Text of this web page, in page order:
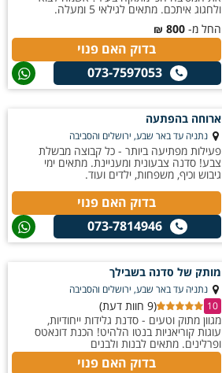
ולחגוג איתכם. מתאים לגילאי 5 ומעלה.
החל מ- 800
₪
בדוק האם פנוי
073-7597053
ארוחה בהפתעה
נתניה עד באר שבע, ירושלים והסביבה
פעילות מפתיעה ביותר - כל קבוצה מבשלת
צבע! סדנה צבעונית ומעניינת. מתאים ימי
גיבוש וכיף, משפחות, ילדים ועוד.
בדוק האם פנוי
073-7814946
מותק של סדנה בשבילך
נתניה עד באר שבע, ירושלים והסביבה
10
(9 חוות דעת)
מגוון מתוק וטעים - סדנת גלידות ייחודיות,
עוגות קוריאניות בנטו הלהיט! הכנת דונאטס
ופרלינים. מתאים לבנות ולבנים
בדוק האם פנוי